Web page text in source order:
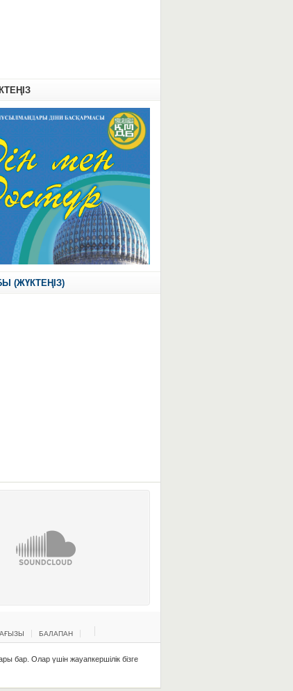
(ЖҮКТЕҢІЗ)
БАЛАПАН
бар. Олар үшін жауапкершілік бізге